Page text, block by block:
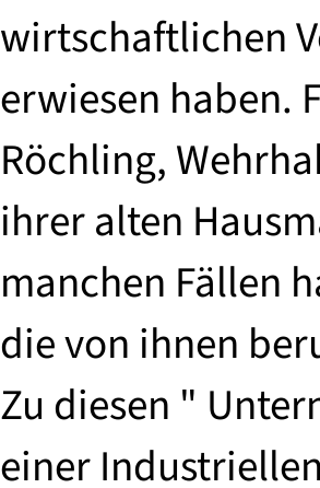
wirtschaftlichen
erwiesen haben.
Röchling,
ihrer alten
manchen Fällen
die von ihnen
Zu diesen "
einer